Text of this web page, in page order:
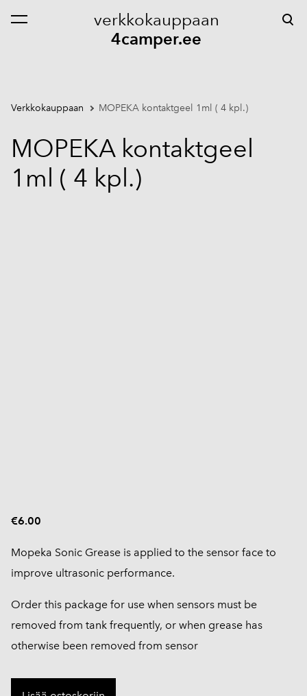
verkkokauppaan
4camper.ee
on lisätty ostoskoriin. Katso ostoskoria
Verkkokauppaan MOPEKA kontaktgeel 1ml ( 4 kpl.)
MOPEKA kontaktgeel
1ml ( 4 kpl.)
€6.00
Mopeka Sonic Grease is applied to the sensor face to
improve ultrasonic performance.
Order this package for use when sensors must be
removed from tank frequently, or when grease has
otherwise been removed from sensor